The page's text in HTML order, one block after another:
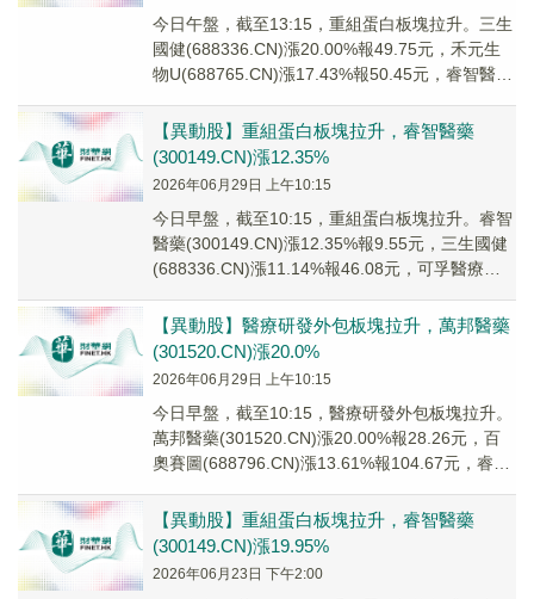
今日午盤，截至13:15，重組蛋白板塊拉升。三生
國健(688336.CN)漲20.00%報49.75元，禾元生
物U(688765.CN)漲17.43%報50.45元，睿智醫藥
【異動股】重組蛋白板塊拉升，睿智醫藥
(300149.CN)漲12.35%
2026年06月29日 上午10:15
今日早盤，截至10:15，重組蛋白板塊拉升。睿智
醫藥(300149.CN)漲12.35%報9.55元，三生國健
(688336.CN)漲11.14%報46.08元，可孚醫療
【異動股】醫療研發外包板塊拉升，萬邦醫藥
(301520.CN)漲20.0%
2026年06月29日 上午10:15
今日早盤，截至10:15，醫療研發外包板塊拉升。
萬邦醫藥(301520.CN)漲20.00%報28.26元，百
奧賽圖(688796.CN)漲13.61%報104.67元，睿智
【異動股】重組蛋白板塊拉升，睿智醫藥
(300149.CN)漲19.95%
2026年06月23日 下午2:00